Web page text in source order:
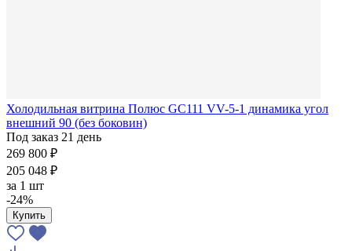
Холодильная витрина Полюс GC111 VV-5-1 динамика угол
внешний 90 (без боковин)
Под заказ 21 день
269 800 ₽
205 048 ₽
за 1 шт
-24%
Купить